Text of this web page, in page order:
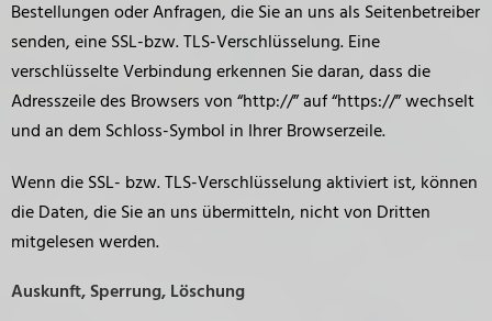
Bestellungen oder Anfragen, die Sie an uns als Seitenbetreiber
senden, eine SSL-bzw. TLS-Verschlüsselung. Eine
verschlüsselte Verbindung erkennen Sie daran, dass die
Adresszeile des Browsers von “http://” auf “https://” wechselt
und an dem Schloss-Symbol in Ihrer Browserzeile.
Wenn die SSL- bzw. TLS-Verschlüsselung aktiviert ist, können
die Daten, die Sie an uns übermitteln, nicht von Dritten
mitgelesen werden.
Auskunft, Sperrung, Löschung